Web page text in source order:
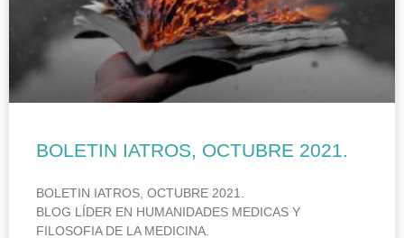
BOLETIN IATROS, OCTUBRE 2021.
BOLETIN IATROS, OCTUBRE 2021.
BLOG LÍDER EN HUMANIDADES MEDICAS Y
FILOSOFIA DE LA MEDICINA.